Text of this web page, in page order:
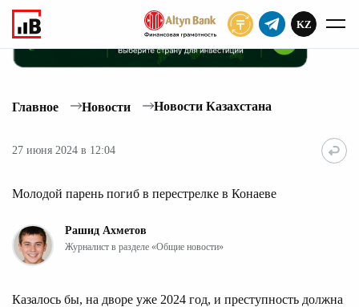
KZ
Главное Новости Новости Казахстана
27 июня 2024 в 12:04
Молодой парень погиб в перестрелке в Конаеве
Рашид Ахметов
Журналист в разделе «Общие новости»
Казалось бы, на дворе уже 2024 год, и преступность должна